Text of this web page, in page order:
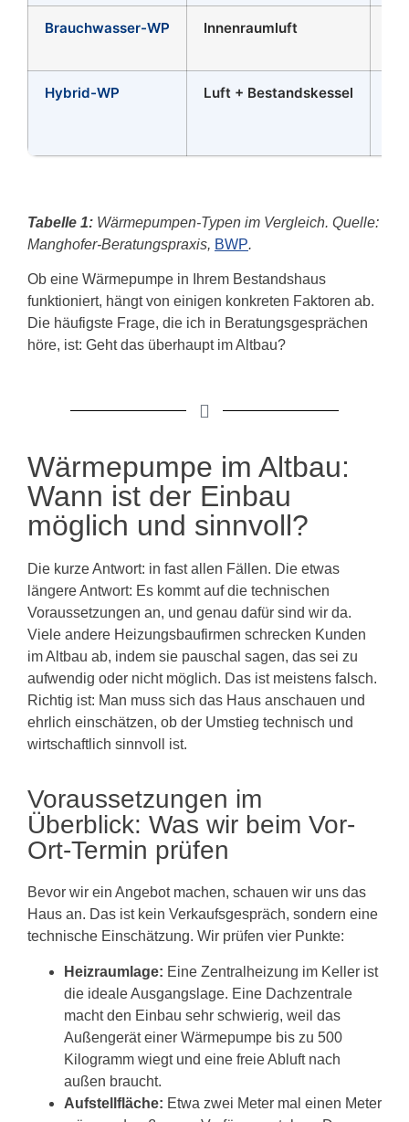
Brauchwasser-WP Innenraumluft
Hybrid-WP Luft + Bestandskessel
Tabelle 1: Wärmepumpen-Typen im Vergleich. Quelle:
Manghofer-Beratungspraxis, BWP.
Ob eine Wärmepumpe in Ihrem Bestandshaus
funktioniert, hängt von einigen konkreten Faktoren ab.
Die häufigste Frage, die ich in Beratungsgesprächen
höre, ist: Geht das überhaupt im Altbau?
Wärmepumpe im Altbau:
Wann ist der Einbau
möglich und sinnvoll?
Die kurze Antwort: in fast allen Fällen. Die etwas
längere Antwort: Es kommt auf die technischen
Voraussetzungen an, und genau dafür sind wir da.
Viele andere Heizungsbaufirmen schrecken Kunden
im Altbau ab, indem sie pauschal sagen, das sei zu
aufwendig oder nicht möglich. Das ist meistens falsch.
Richtig ist: Man muss sich das Haus anschauen und
ehrlich einschätzen, ob der Umstieg technisch und
wirtschaftlich sinnvoll ist.
Voraussetzungen im
Überblick: Was wir beim Vor-
Ort-Termin prüfen
Bevor wir ein Angebot machen, schauen wir uns das
Haus an. Das ist kein Verkaufsgespräch, sondern eine
technische Einschätzung. Wir prüfen vier Punkte:
Heizraumlage: Eine Zentralheizung im Keller ist
die ideale Ausgangslage. Eine Dachzentrale
macht den Einbau sehr schwierig, weil das
Außengerät einer Wärmepumpe bis zu 500
Kilogramm wiegt und eine freie Abluft nach
außen braucht.
Aufstellfläche: Etwa zwei Meter mal einen Meter